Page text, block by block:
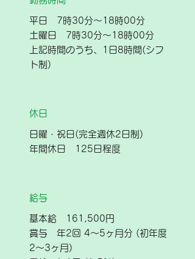
平日 7時30分～18時00分
土曜日 7時30分～18時00分
上記時間のうち、1日8時間(シフ
ト制)
休日
日曜・祝日(完全週休2日制)
年間休日 125日程度
給与
基本給 161,500円
賞与 年2回 4～5ヶ月分 (初年度
2～3ヶ月)